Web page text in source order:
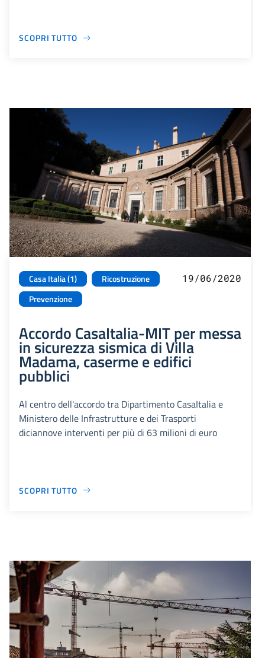
SCOPRI TUTTO
Casa Italia (1)
Ricostruzione
Prevenzione
19/06/2020
Accordo CasaItalia-MIT per messa
in sicurezza sismica di Villa
Madama, caserme e edifici
pubblici
Al centro dell'accordo tra Dipartimento CasaItalia e
Ministero delle Infrastrutture e dei Trasporti
diciannove interventi per più di 63 milioni di euro
SCOPRI TUTTO